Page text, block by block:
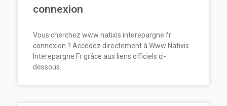
connexion
Vous cherchez www natixis interepargne fr
connexion ? Accédez directement à Www Natixis
Interepargne Fr grâce aux liens officiels ci-
dessous.